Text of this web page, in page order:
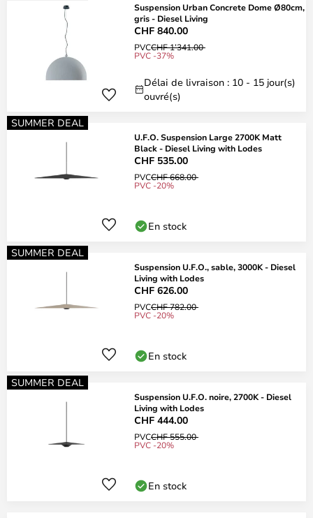
Suspension Urban Concrete Dome Ø80cm,
gris - Diesel Living
CHF 840.00
PVCCHF 1’341.00
PVC -37%
Délai de livraison : 10 - 15 jour(s)
ouvré(s)
SUMMER DEAL
U.F.O. Suspension Large 2700K Matt
Black - Diesel Living with Lodes
CHF 535.00
PVCCHF 668.00
PVC -20%
En stock
SUMMER DEAL
Suspension U.F.O., sable, 3000K - Diesel
Living with Lodes
CHF 626.00
PVCCHF 782.00
PVC -20%
En stock
SUMMER DEAL
Suspension U.F.O. noire, 2700K - Diesel
Living with Lodes
CHF 444.00
PVCCHF 555.00
PVC -20%
En stock